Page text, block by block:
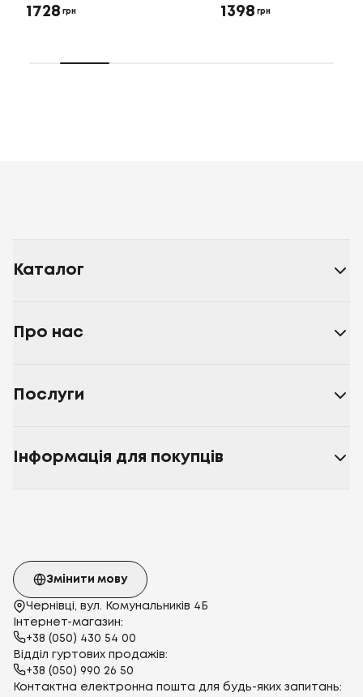
1728 грн 1398 грн
Каталог
Про нас
Послуги
Інформація для покупців
Чернівці, вул. Комунальників 4Б
Інтернет-магазин:
+38 (050) 430 54 00
Відділ гуртових продажів:
+38 (050) 990 26 50
Контактна електронна пошта для будь-яких запитань:
Змінити мову